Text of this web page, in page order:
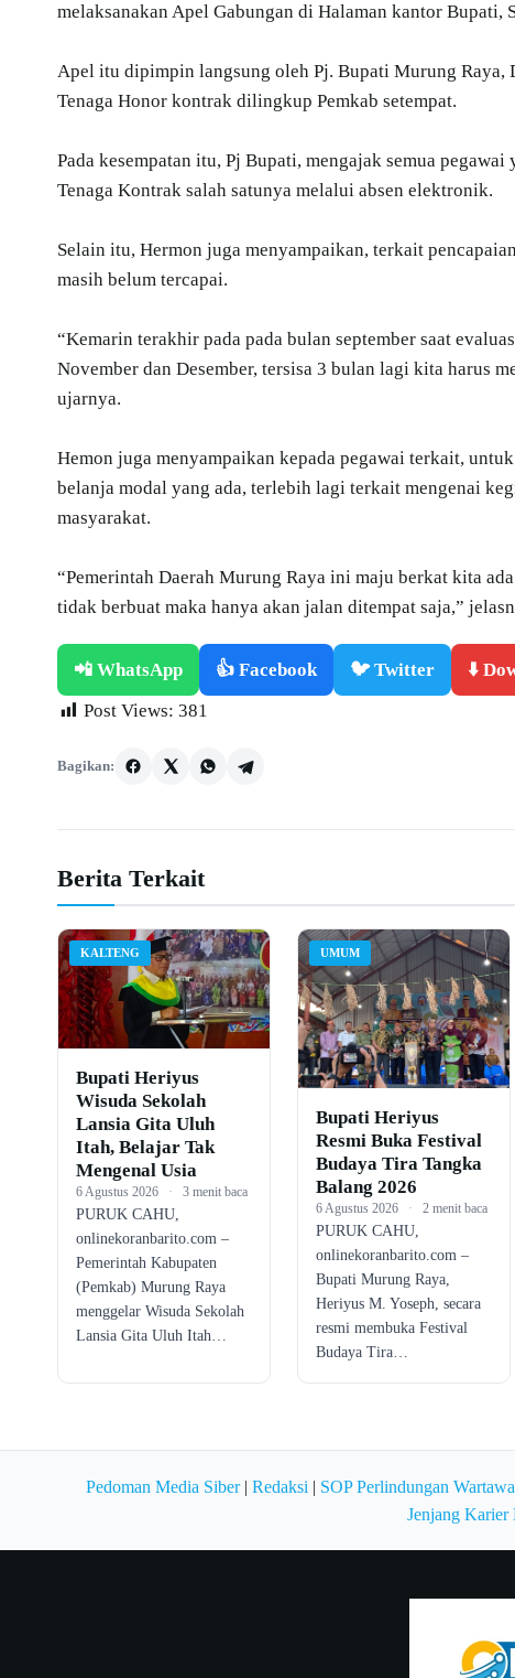
melaksanakan Apel Gabungan di Halaman kantor Bupati,
Apel itu dipimpin langsung oleh Pj. Bupati Murung Raya,
Tenaga Honor kontrak dilingkup Pemkab setempat.
Pada kesempatan itu, Pj Bupati, mengajak semua
Tenaga Kontrak salah satunya melalui absen elektronik.
Selain itu, Hermon juga menyampaikan, terkait
masih belum tercapai.
“Kemarin terakhir pada pada bulan september saat
November dan Desember, tersisa 3 bulan lagi kita harus
ujarnya.
Hemon juga menyampaikan kepada pegawai terkait,
belanja modal yang ada, terlebih lagi terkait mengenai
masyarakat.
“Pemerintah Daerah Murung Raya ini maju berkat kita
tidak berbuat maka hanya akan jalan ditempat saja,”
📲 WhatsApp 👍 Facebook 🐦 Twitter
⬇️
Post Views: 381
Bagikan:
Berita Terkait
KALTENG
Bupati Heriyus
Wisuda Sekolah
Lansia Gita Uluh
Itah, Belajar Tak
Mengenal Usia
6 Agustus 2026 · 3 menit baca
PURUK CAHU,
onlinekoranbarito.com –
Pemerintah Kabupaten
(Pemkab) Murung Raya
menggelar Wisuda Sekolah
Lansia Gita Uluh Itah…
UMUM
Bupati Heriyus
Resmi Buka Festival
Budaya Tira Tangka
Balang 2026
6 Agustus 2026 · 2 menit baca
PURUK CAHU,
onlinekoranbarito.com –
Bupati Murung Raya,
Heriyus M. Yoseph, secara
resmi membuka Festival
Budaya Tira…
Pedoman Media Siber| Redaksi | SOP Perlindungan
Jenjang Karier